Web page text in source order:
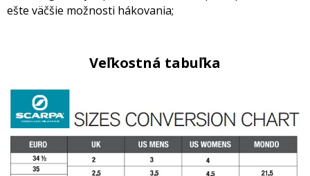
ešte väčšie možnosti hákovania;
Veľkostná tabuľka